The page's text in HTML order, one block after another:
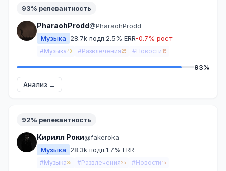
93% релевантность
PharaohProdd@PharaohProdd
Музыка
28.7k подп.2.5% ERR-0.7% рост
#Музыка 40 #Развлечения 25 #Новости 15
93%
Анализ →
92% релевантность
Кирилл Роки@fakeroka
Музыка
28.3k подп.1.7% ERR
#Музыка 35 #Развлечения 25 #Новости 15